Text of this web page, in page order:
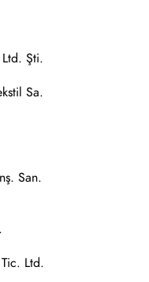
Şti.
Sa.
San.
Ltd.